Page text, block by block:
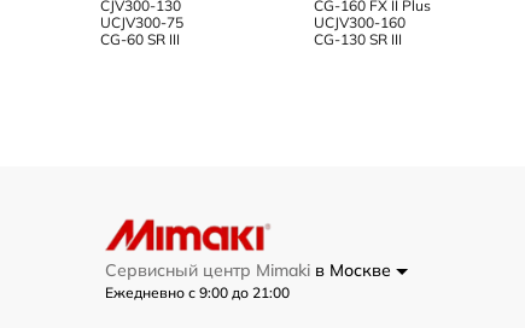
CJV300-130
CG-160 FX II Plus
UCJV300-75
UCJV300-160
CG-60 SR III
CG-130 SR III
Сервисный центр Mimaki в Москве
Ежедневно с 9:00 до 21:00